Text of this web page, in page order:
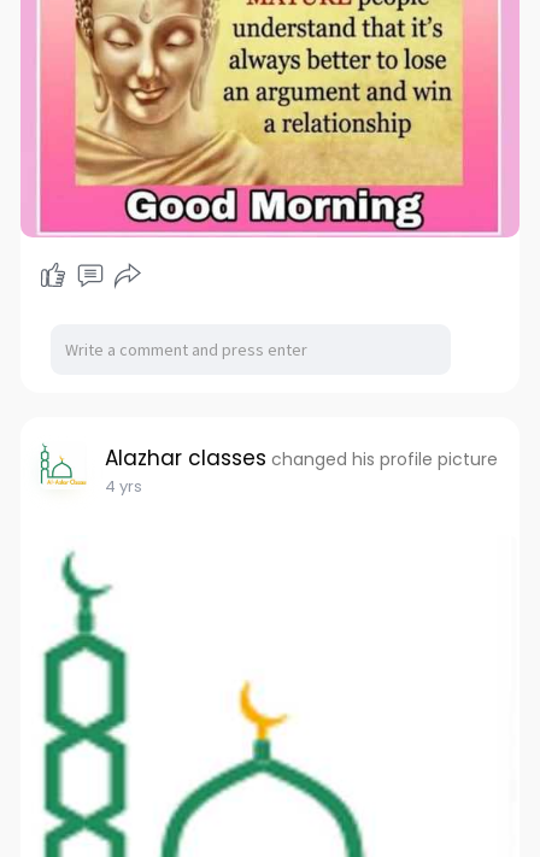
Alazhar classes changed his profile picture
4 yrs